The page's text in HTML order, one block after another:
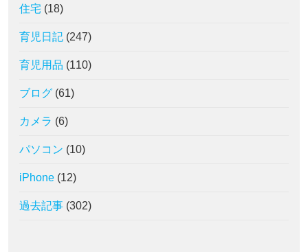
住宅 (18)
育児日記 (247)
育児用品 (110)
ブログ (61)
カメラ (6)
パソコン (10)
iPhone (12)
過去記事 (302)